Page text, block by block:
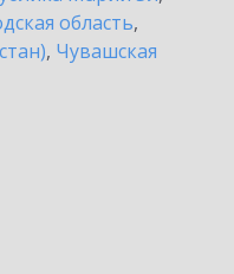
область,
, Чувашская